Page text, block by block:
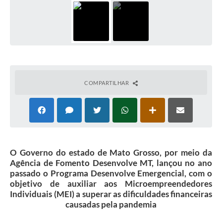
COMPARTILHAR
O Governo do estado de Mato Grosso, por meio da
Agência de Fomento Desenvolve MT, lançou no ano
passado o Programa Desenvolve Emergencial, com o
objetivo de auxiliar aos Microempreendedores
Individuais (MEI) a superar as dificuldades financeiras
causadas pela pandemia